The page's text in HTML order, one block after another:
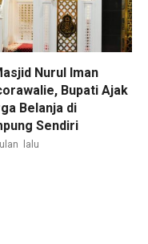
Nurul Iman
Bupati Ajak
Belanja di
Sendiri
lalu